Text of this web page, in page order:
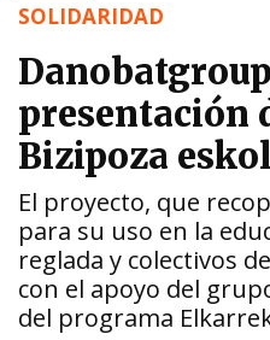
SOLIDARIDAD
presentación
Bizipoza
El proyecto, que
para su uso en la
reglada y colectivos
con el apoyo del
del programa